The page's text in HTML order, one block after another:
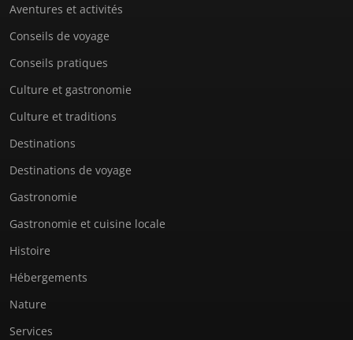
Aventures et activités
Conseils de voyage
Conseils pratiques
Culture et gastronomie
Culture et traditions
Destinations
Destinations de voyage
Gastronomie
Gastronomie et cuisine locale
Histoire
Hébergements
Nature
Services